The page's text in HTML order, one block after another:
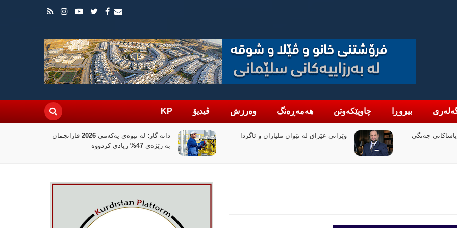
بیروڕا چاوپێکەوتن هەمەڕەنگ وەرزش ڤیدیۆ KP
و ئاگردا
دانە گاز: لە نیوەی یەکەمی 2026 قازانجمان
بانکی جیهانی 100 ملیۆن دۆلار بۆ
نوێکردنەوەی کەرتی دارایی سووریا تەرخان